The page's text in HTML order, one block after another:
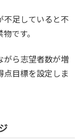
不足していると不
です。
がら志望者数が増
点目標を設定しま